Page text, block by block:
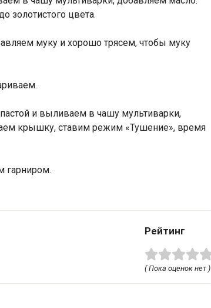
золотистого цвета.
муку и хорошо трясем, чтобы муку
и выливаем в чашу мультиварки,
крышку, ставим режим «Тушение», время
гарниром.
Рейтинг
( Пока оценок нет )